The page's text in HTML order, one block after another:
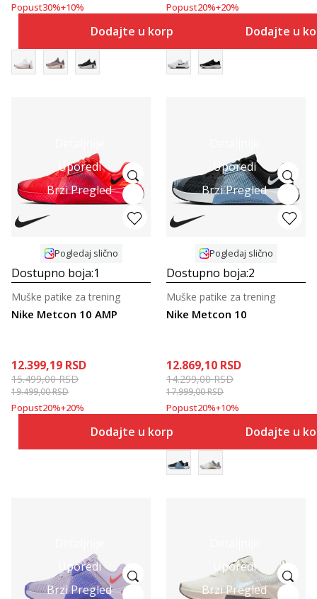
Popust30%+10%
Dodajte u korpu
Popust20%+20%
Dodajte u
Uporedi
Brzi Pregled
Pogledaj slično
Dostupno boja:1
Nike Metcon 10 AMP
Muške patike za trening
12.399,19 RSD
15.499,00RSD
19.499,00RSD
Popust20%+20%
Dodajte u korpu
Uporedi
Brzi Pregled
Pogledaj slično
Dostupno boja:2
Nike Metcon 10
Muške patike za trening
12.869,10 RSD
14.299,00RSD
17.999,00RSD
Popust20%+10%
Dodajte u
Uporedi
Brzi Pregled
Uporedi
Brzi Pregled